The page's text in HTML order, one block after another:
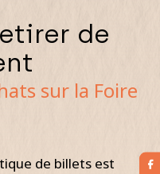
de
sur la Foire
de billets est